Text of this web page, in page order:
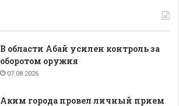
В области Абай усилен контроль за
оборотом оружия
07.08.2026
Аким города провел личный прием